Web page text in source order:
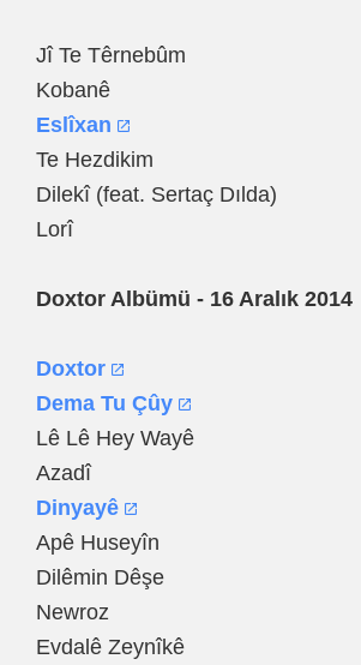
Jî Te Têrnebûm
Kobanê
Eslîxan
Te Hezdikim
Dilekî (feat. Sertaç Dılda)
Lorî
Doxtor Albümü - 16 Aralık 2014
Doxtor
Dema Tu Çûy
Lê Lê Hey Wayê
Azadî
Dinyayê
Apê Huseyîn
Dilêmin Dêşe
Newroz
Evdalê Zeynîkê